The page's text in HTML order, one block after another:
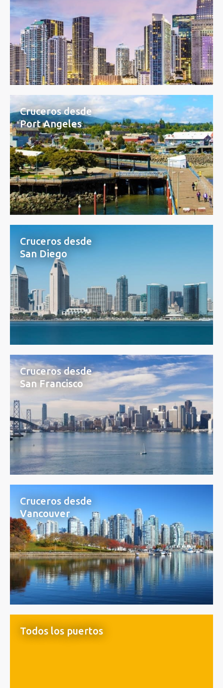
Cruceros desde
Port Angeles
Cruceros desde
San Diego
Cruceros desde
San Francisco
Cruceros desde
Vancouver
Todos los puertos